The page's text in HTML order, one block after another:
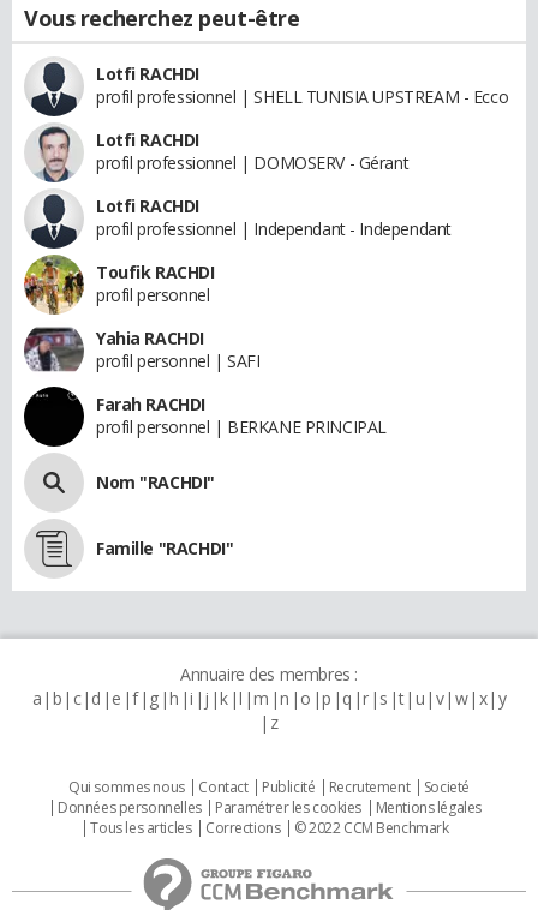
Vous recherchez peut-être
Lotfi RACHDI
profil professionnel | SHELL TUNISIA UPSTREAM - Ecco
Lotfi RACHDI
profil professionnel | DOMOSERV - Gérant
Lotfi RACHDI
profil professionnel | Independant - Independant
Toufik RACHDI
profil personnel
Yahia RACHDI
profil personnel | SAFI
Farah RACHDI
profil personnel | BERKANE PRINCIPAL
Nom "RACHDI"
Famille "RACHDI"
Annuaire des membres :
a b c d e f g h i j k l m n o p q r s t u v w x y
z
Qui sommes nous Contact Publicité Recrutement
Societé
Données personnelles
Paramétrer les cookies
Mentions légales
Tous les articles
Corrections © 2022 CCM Benchmark